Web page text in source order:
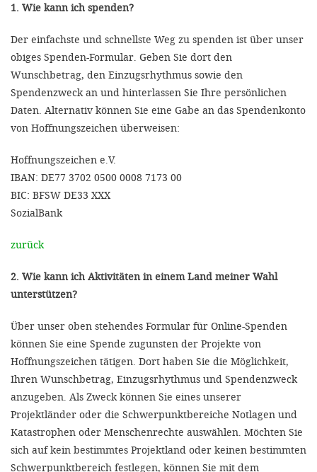
1. Wie kann ich spenden?
Der einfachste und schnellste Weg zu spenden ist über unser
obiges Spenden-Formular. Geben Sie dort den
Wunschbetrag, den Einzugsrhythmus sowie den
Spendenzweck an und hinterlassen Sie Ihre persönlichen
Daten. Alternativ können Sie eine Gabe an das Spendenkonto
von Hoffnungszeichen überweisen:
Hoffnungszeichen e.V.
IBAN: DE77 3702 0500 0008 7173 00
BIC: BFSW DE33 XXX
SozialBank
zurück
2. Wie kann ich Aktivitäten in einem Land meiner Wahl
unterstützen?
Über unser oben stehendes Formular für Online-Spenden
können Sie eine Spende zugunsten der Projekte von
Hoffnungszeichen tätigen. Dort haben Sie die Möglichkeit,
Ihren Wunschbetrag, Einzugsrhythmus und Spendenzweck
anzugeben. Als Zweck können Sie eines unserer
Projektländer oder die Schwerpunktbereiche Notlagen und
Katastrophen oder Menschenrechte auswählen. Möchten Sie
sich auf kein bestimmtes Projektland oder keinen bestimmten
Schwerpunktbereich festlegen, können Sie mit dem